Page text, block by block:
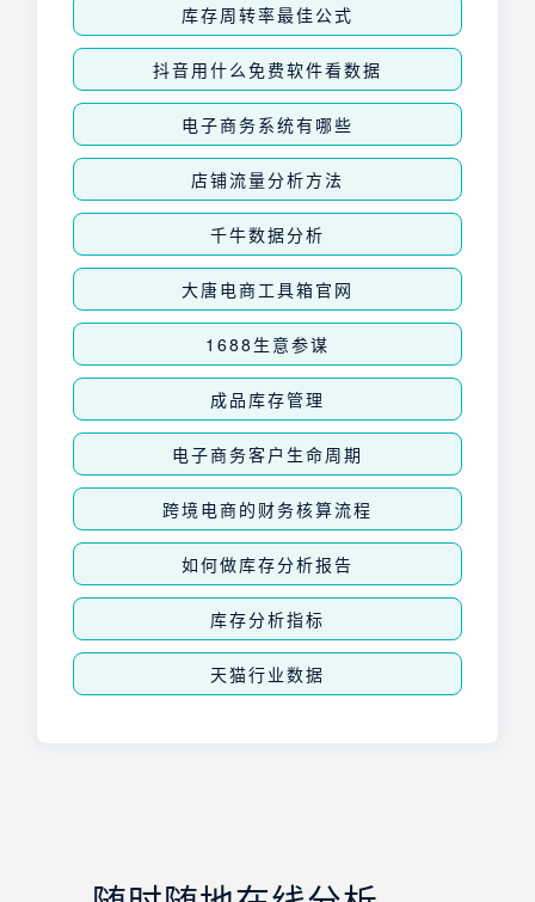
库存周转率最佳公式
抖音用什么免费软件看数据
电子商务系统有哪些
店铺流量分析方法
千牛数据分析
大唐电商工具箱官网
1688生意参谋
成品库存管理
电子商务客户生命周期
跨境电商的财务核算流程
如何做库存分析报告
库存分析指标
天猫行业数据